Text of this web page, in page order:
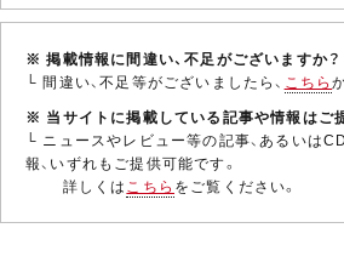
※ 掲載情報に間違い、不足がございますか？
└ 間違い、不足等がございましたら、 こちら
※ 当サイトに掲載している記事や情報はご
└ ニュースやレビュー等の記事、あるいは
報、いずれもご提供可能です。
詳しくはこちら をご覧ください。